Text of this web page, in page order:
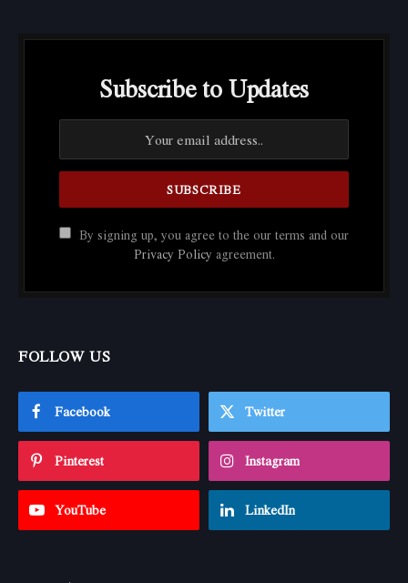
Subscribe to Updates
By signing up, you agree to the our terms and our
Privacy Policy agreement.
FOLLOW US
Facebook Twitter
Pinterest Instagram
YouTube LinkedIn